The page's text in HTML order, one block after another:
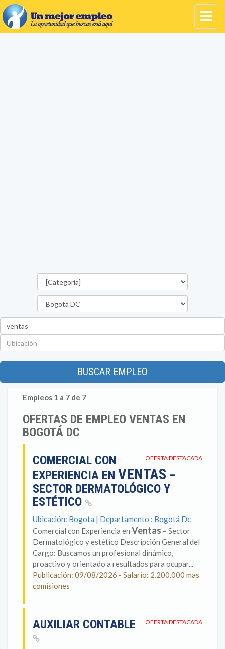
BUSCAR EMPLEO
Empleos 1 a 7 de 7
OFERTAS DE EMPLEO VENTAS EN
BOGOTÁ DC
OFERTA DESTACADA
COMERCIAL CON
EXPERIENCIA EN VENTAS –
SECTOR DERMATOLÓGICO Y
ESTÉTICO
Ubicación: Bogota | Departamento : Bogotá Dc
Comercial con Experiencia en Ventas – Sector
Dermatológico y estético Descripción General del
Cargo: Buscamos un profesional dinámico,
proactivo y orientado a resultados para ocupar...
Publicación: 09/08/2026 - Salario: 2.200.000 mas
comisiones
OFERTA DESTACADA
AUXILIAR CONTABLE